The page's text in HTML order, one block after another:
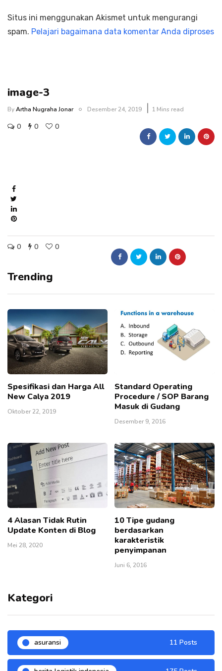
Situs ini menggunakan Akismet untuk mengurangi
spam. Pelajari bagaimana data komentar Anda diproses
image-3
ByArtha Nugraha Jonar Desember 24, 2019 1 Mins read
0 0 0
0 0 0
Trending
Spesifikasi dan Harga All
New Calya 2019
Oktober 22, 2019
Standard Operating
Procedure / SOP Barang
Masuk di Gudang
Desember 9, 2016
4 Alasan Tidak Rutin
Update Konten di Blog
Mei 28, 2020
10 Tipe gudang
berdasarkan
karakteristik
penyimpanan
Juni 6, 2016
Kategori
asuransi 11 Posts